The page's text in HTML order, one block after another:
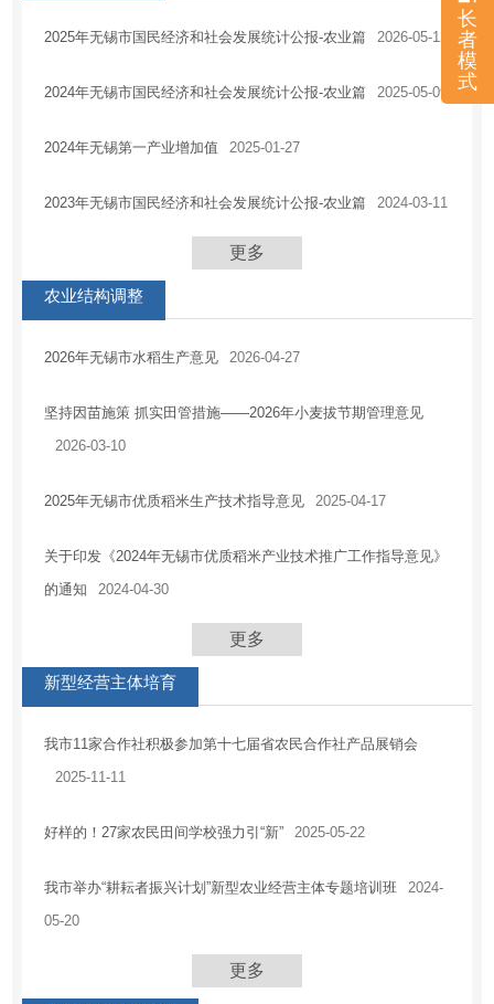
长
者
模
式
2025年无锡市国民经济和社会发展统计公报-农业篇 2026-05-12
2024年无锡市国民经济和社会发展统计公报-农业篇 2025-05-09
2024年无锡第一产业增加值 2025-01-27
2023年无锡市国民经济和社会发展统计公报-农业篇 2024-03-11
更多
农业结构调整
2026年无锡市水稻生产意见 2026-04-27
坚持因苗施策 抓实田管措施——2026年小麦拔节期管理意见
2026-03-10
2025年无锡市优质稻米生产技术指导意见 2025-04-17
关于印发《2024年无锡市优质稻米产业技术推广工作指导意见》
的通知
2024-04-30
更多
新型经营主体培育
我市11家合作社积极参加第十七届省农民合作社产品展销会
2025-11-11
好样的！27家农民田间学校强力引“新” 2025-05-22
我市举办“耕耘者振兴计划”新型农业经营主体专题培训班
2024-
05-20
更多